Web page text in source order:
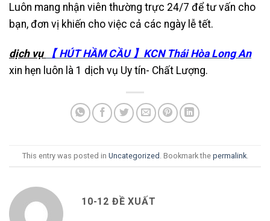
Luôn mang nhận viên thường trực 24/7 để tư vấn cho
bạn, đơn vị khiến cho việc cả các ngày lễ tết.
dịch vụ
【 HÚT HẦM CẦU 】KCN Thái Hòa Long An
xin hẹn luôn là 1 dịch vụ Uy tín- Chất Lượng.
This entry was posted in Uncategorized . Bookmark the permalink.
10-12 ĐỀ XUẤT